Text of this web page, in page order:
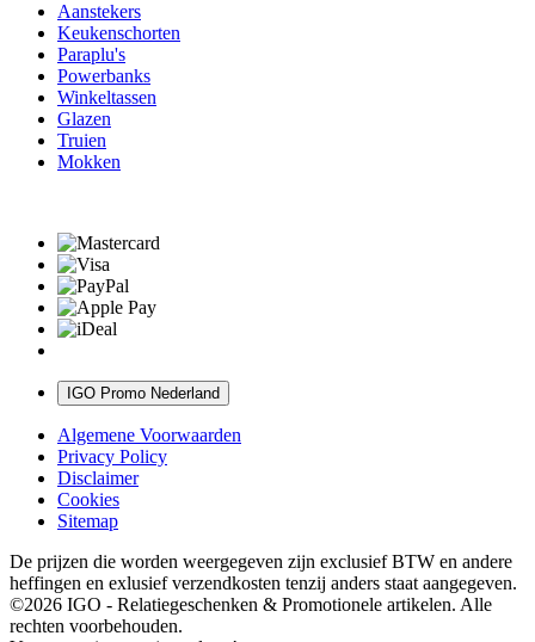
Aanstekers
Keukenschorten
Paraplu's
Powerbanks
Winkeltassen
Glazen
Truien
Mokken
IGO Promo Nederland
Algemene Voorwaarden
Privacy Policy
Disclaimer
Cookies
Sitemap
De prijzen die worden weergegeven zijn exclusief BTW en andere
heffingen en exlusief verzendkosten tenzij anders staat aangegeven.
©2026 IGO - Relatiegeschenken & Promotionele artikelen. Alle
rechten voorbehouden.